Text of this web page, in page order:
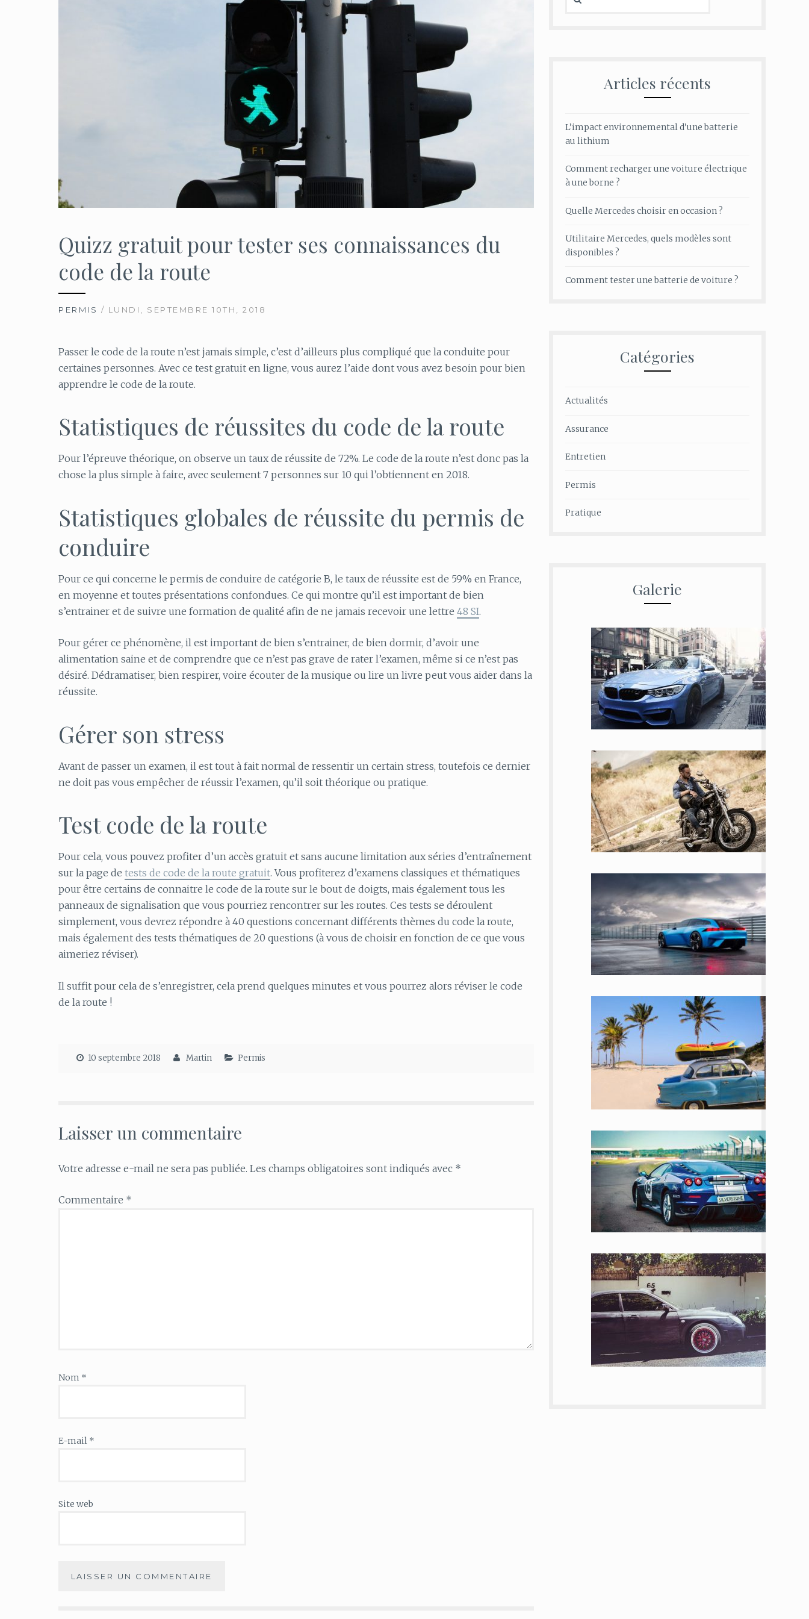
Quizz gratuit pour tester ses connaissances du
code de la route
PERMIS / LUNDI, SEPTEMBRE 10TH, 2018
Passer le code de la route n’est jamais simple, c’est d’ailleurs plus compliqué que la conduite pour
certaines personnes. Avec ce test gratuit en ligne, vous aurez l’aide dont vous avez besoin pour bien
apprendre le code de la route.
Statistiques de réussites du code de la route
Pour l’épreuve théorique, on observe un taux de réussite de 72%. Le code de la route n’est donc pas la
chose la plus simple à faire, avec seulement 7 personnes sur 10 qui l’obtiennent en 2018.
Statistiques globales de réussite du permis de
conduire
Pour ce qui concerne le permis de conduire de catégorie B, le taux de réussite est de 59% en France,
en moyenne et toutes présentations confondues. Ce qui montre qu’il est important de bien
s’entrainer et de suivre une formation de qualité afin de ne jamais recevoir une lettre 48 SI.
Pour gérer ce phénomène, il est important de bien s’entrainer, de bien dormir, d’avoir une
alimentation saine et de comprendre que ce n’est pas grave de rater l’examen, même si ce n’est pas
désiré. Dédramatiser, bien respirer, voire écouter de la musique ou lire un livre peut vous aider dans la
réussite.
Gérer son stress
Avant de passer un examen, il est tout à fait normal de ressentir un certain stress, toutefois ce dernier
ne doit pas vous empêcher de réussir l’examen, qu’il soit théorique ou pratique.
Test code de la route
Pour cela, vous pouvez profiter d’un accès gratuit et sans aucune limitation aux séries d’entraînement
sur la page de tests de code de la route gratuit. Vous profiterez d’examens classiques et thématiques
pour être certains de connaitre le code de la route sur le bout de doigts, mais également tous les
panneaux de signalisation que vous pourriez rencontrer sur les routes. Ces tests se déroulent
simplement, vous devrez répondre à 40 questions concernant différents thèmes du code la route,
mais également des tests thématiques de 20 questions (à vous de choisir en fonction de ce que vous
aimeriez réviser).
Il suffit pour cela de s’enregistrer, cela prend quelques minutes et vous pourrez alors réviser le code
de la route !
10 septembre 2018 Martin Permis
Laisser un commentaire
Votre adresse e-mail ne sera pas publiée. Les champs obligatoires sont indiqués avec *
Commentaire *
Nom *
E-mail *
Site web
Articles récents
L’impact environnemental d’une batterie
au lithium
Comment recharger une voiture électrique
à une borne ?
Quelle Mercedes choisir en occasion ?
Utilitaire Mercedes, quels modèles sont
disponibles ?
Comment tester une batterie de voiture ?
Catégories
Actualités
Assurance
Entretien
Permis
Pratique
Galerie